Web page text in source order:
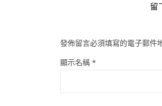
留
發佈留言必須填寫的電子郵件
顯示名稱 *